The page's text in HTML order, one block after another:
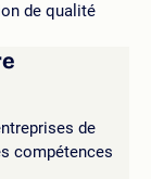
de qualité
de
compétences